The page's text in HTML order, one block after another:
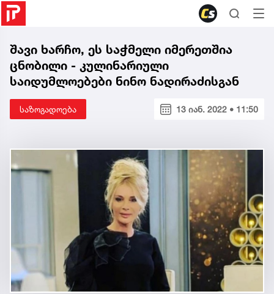
შავი ხარჩო, ეს საჭმელი იმერეთშია
ცნობილი - კულინარიული
საიდუმლოებები ნინო ნადირაძისგან
საზოგადოება 13 იან. 2022 • 11:50